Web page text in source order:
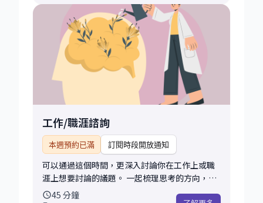
據你的情況來聊。我會用自己的經驗和觀察，提
供一些想法、建議或資源參考。 希望在這段輕鬆
的對話裡，能讓你對未來多一點信心，也更知道
接下來可以怎麼走。 如果你之後想要更深入探討
某個主題，也可以再考慮預約進一步的諮詢。
工作/職涯諮詢
本週預約已滿 訂閱時段開放通知
可以通過這個時間，更深入討論你在工作上或職
涯上想要討論的議題。 一起梳理思考的方向，提
出不同的觀點，給予一些可嘗試的建議。
45 分鐘